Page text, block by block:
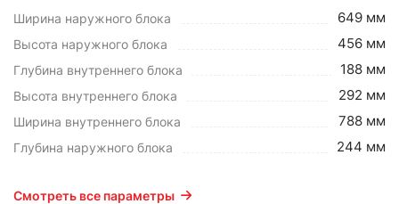
Ширина наружного блока 649 мм
Высота наружного блока 456 мм
Глубина внутреннего блока 188 мм
Высота внутреннего блока 292 мм
Ширина внутреннего блока 788 мм
Глубина наружного блока 244 мм
Смотреть все параметры